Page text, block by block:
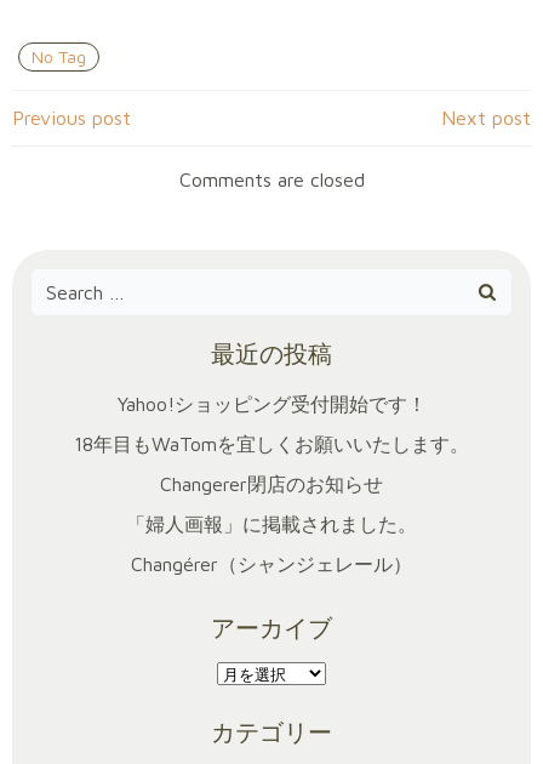
No Tag
Post
navigation
Previous post
navigation
Next post
Comments are closed
Search
最近の投稿
Yahoo!ショッピング受付開始です！
18年目もWaTomを宜しくお願いいたします。
Changerer閉店のお知らせ
「婦人画報」に掲載されました。
Changérer（シャンジェレール）
アーカイブ
ア
カ
カテゴリー